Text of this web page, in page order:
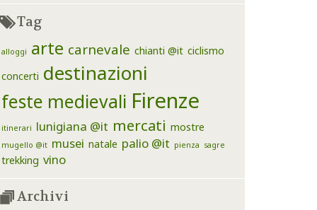
Tag
alloggi arte carnevale chianti @it ciclismo
concerti destinazioni
feste medievali Firenze
itinerari lunigiana @it mercati mostre
mugello @it musei natale palio @it pienza sagre
trekking vino
Archivi